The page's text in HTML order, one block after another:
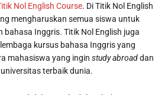
Nol English Course. Di Titik Nol English
mengharuskan semua siswa untuk
bahasa Inggris. Titik Nol English juga
kursus bahasa Inggris yang
mahasiswa yang inginstudy abroaddan
terbaik dunia.